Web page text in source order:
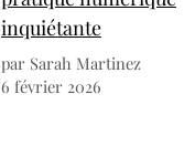
inquiétante
par Sarah Martinez
6 février 2026